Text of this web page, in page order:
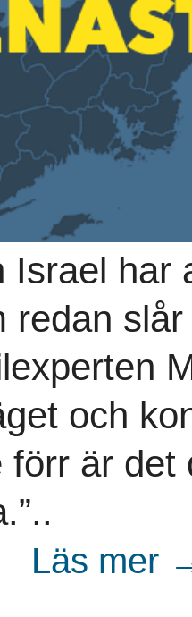
har
redan
och
förr är
Läs mer